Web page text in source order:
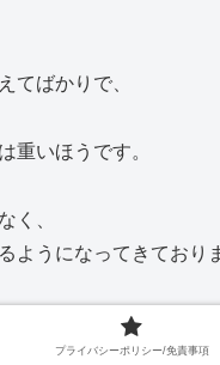
てばかりで、
重いほうです。
く、
ようになってきており
プライバシーポリシー/免責事項